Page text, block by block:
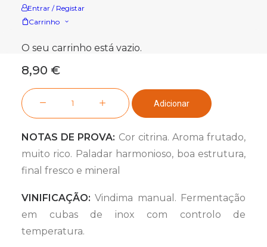
Entrar / Registar
Carrinho
O seu carrinho está vazio.
Casa da Urra Colheita
Selecionada Branco
8,90 €
Quantidade
de
Urra
Selecionada
Branco
Adicionar
NOTAS DE PROVA: Cor citrina. Aroma frutado,
muito rico. Paladar harmonioso, boa estrutura,
final fresco e mineral
VINIFICAÇÃO: Vindima manual. Fermentação
em cubas de inox com controlo de
temperatura.